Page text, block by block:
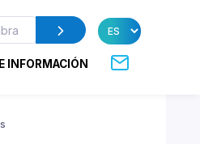
INFORMACIÓN